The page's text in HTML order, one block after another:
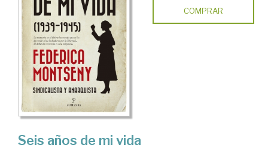
COMPRAR
Seis años de mi vida